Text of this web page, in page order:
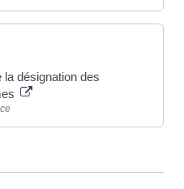
la désignation des